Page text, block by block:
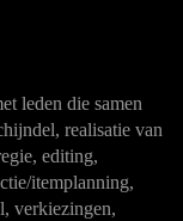
leden die samen
realisatie van
editing,
itemplanning,
verkiezingen,